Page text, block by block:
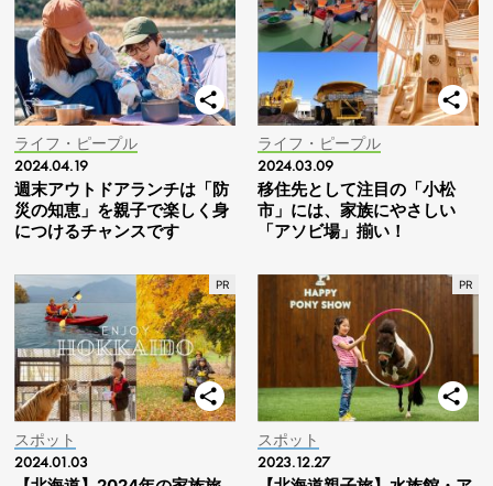
ライフ・ピープル
2024.04.19
週末アウトドアランチは「防
災の知恵」を親子で楽しく身
につけるチャンスです
ライフ・ピープル
2024.03.09
移住先として注目の「小松
市」には、家族にやさしい
「アソビ場」揃い！
スポット
2024.01.03
スポット
2023.12.27